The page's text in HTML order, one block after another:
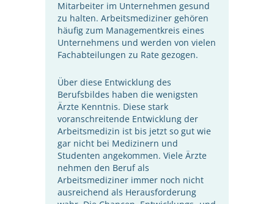
Mitarbeiter im Unternehmen gesund
zu halten. Arbeitsmediziner gehören
häufig zum Managementkreis eines
Unternehmens und werden von vielen
Fachabteilungen zu Rate gezogen.
Über diese Entwicklung des
Berufsbildes haben die wenigsten
Ärzte Kenntnis. Diese stark
voranschreitende Entwicklung der
Arbeitsmedizin ist bis jetzt so gut wie
gar nicht bei Medizinern und
Studenten angekommen. Viele Ärzte
nehmen den Beruf als
Arbeitsmediziner immer noch nicht
ausreichend als Herausforderung